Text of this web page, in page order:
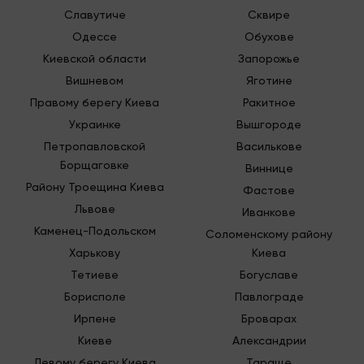
Услуги грузчиков
Используя грузоперевозки Львов, клиентам нашей
компании очень часто могут понадобитьсяуслуги
специалисты, которые помогут решить
абсолютно любые задачи. В распоряжении
грузчиков специальные ремни с такелажными
системами, а также другим необходимым
понадобиться. Работу специалисты компании
выполняют быстро и качественно.
используем для упаковки стрейч-пленку,
качественные полипропиленовые мешки,
картонные коробки, воздушно-пузырчатую пленку
и гофрокартон.
Славутиче
Одессе
Киевской области
Вишневом
Правому берегу Киева
Украинке
Петропавловской
Борщаговке
Району Троещина Киева
Львове
Каменец-Подольском
Харькову
Тетиеве
Борисполе
Ирпене
Киеве
Сквире
Обухове
Запорожье
Яготине
Ракитное
Вышгороде
Василькове
Виннице
Фастове
Иванкове
Соломенскому району
Киева
Богуславе
Павлограде
Броварах
Александрии